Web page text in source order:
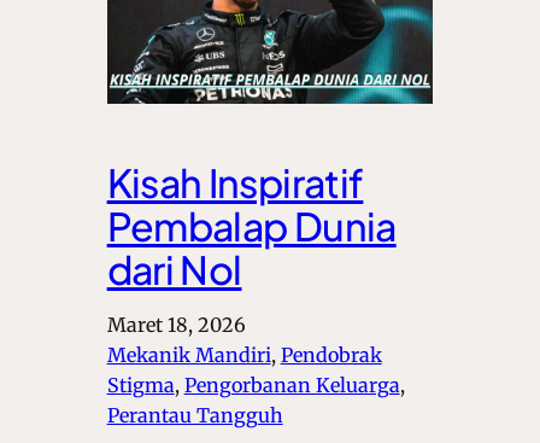
Kisah Inspiratif
Pembalap Dunia
dari Nol
Maret 18, 2026
Mekanik Mandiri, Pendobrak
Stigma, Pengorbanan Keluarga ,
Perantau Tangguh